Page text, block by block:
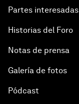
Partes interesadas
Historias del Foro
Notas de prensa
Galería de fotos
Pódcast